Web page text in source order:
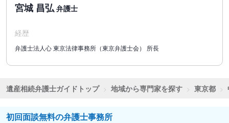
【着手金】
【報酬金】
・～1,000万円以下までの部分：19.8％
・1,000万円を超える部分～5,000万円以下の部分：13.2％
・1億円を超える部分～2億円以下の部分：7.7％
宮城 昌弘 弁護士
経歴
弁護士法人心 東京法律事務所（東京弁護士会） 所長
遺産相続弁護士ガイドトップ 地域から専門家を探す 東京都
初回面談無料の弁護士事務所